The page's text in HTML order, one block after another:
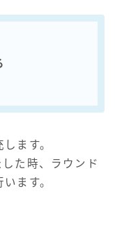
ます。
た時、ラウンド
ます。